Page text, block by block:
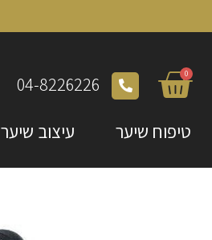
0
04-8226226
טיפוח שיער עיצוב שיער